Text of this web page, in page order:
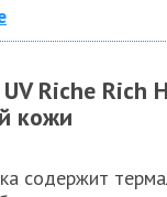
Riche
кожи
содержит